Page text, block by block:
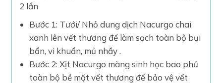
2 lần
Bước 1: Tưới/ Nhỏ dung dịch Nacurgo chai
xanh lên vết thương để làm sạch toàn bộ bụi
bẩn, vi khuẩn, mủ nhầy .
Bước 2: Xịt Nacurgo màng sinh học bao phủ
toàn bộ bề mặt vết thương để bảo vệ vết